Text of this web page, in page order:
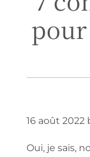
16 août 2022
Oui, je sais,